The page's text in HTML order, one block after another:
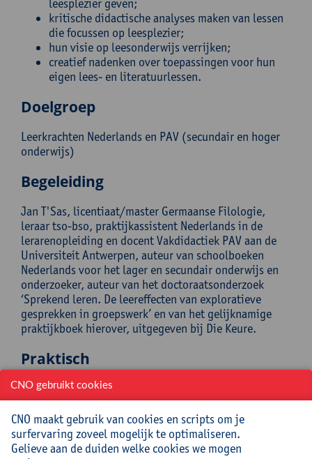
leesplezier geven;
kritische didactische analyses maken van lessen
die focussen op leesplezier;
hun visie op leesonderwijs verrijken;
creatief nadenken over toepassingen voor hun
eigen lees- en literatuurlessen.
Doelgroep
Leerkrachten Nederlands en PAV (secundair en hoger
onderwijs)
Begeleiding
Jan T'Sas, licentiaat/master Germaanse Filologie,
leraar tso-bso, praktijkassistent Nederlands in de
lerarenopleiding en docent Vakdidactiek PAV aan de
Universiteit Antwerpen, auteur van schoolboeken
Nederlands voor het lager en secundair onderwijs en
onderzoeker, auteur van het doctoraatsonderzoek
‘Sprekend leren. De leereffecten van exploratieve
gesprekken in groepswerk’ en van het gelijknamige
praktijkboek hierover, uitgegeven bij Die Keure.
Praktisch
Cursuscode:26/NED/004A
Cursusmateriaal inbegrepen
Jouw bijdrage: 69 EUR.
CNO gebruikt cookies
CNO maakt gebruik van cookies en scripts om je
surfervaring zoveel mogelijk te optimaliseren.
Gelieve aan de duiden welke cookies we mogen